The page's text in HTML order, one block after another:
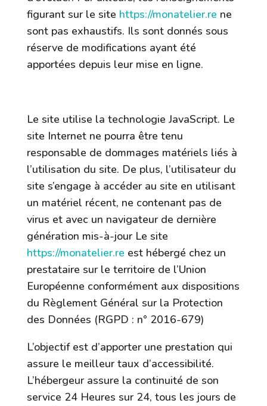
figurant sur le site https://monatelier.re ne
sont pas exhaustifs. Ils sont donnés sous
réserve de modifications ayant été
apportées depuis leur mise en ligne.
Le site utilise la technologie JavaScript. Le
site Internet ne pourra être tenu
responsable de dommages matériels liés à
l’utilisation du site. De plus, l’utilisateur du
site s’engage à accéder au site en utilisant
un matériel récent, ne contenant pas de
virus et avec un navigateur de dernière
génération mis-à-jour Le site
https://monatelier.re est hébergé chez un
prestataire sur le territoire de l’Union
Européenne conformément aux dispositions
du Règlement Général sur la Protection
des Données (RGPD : n° 2016-679)
L’objectif est d’apporter une prestation qui
assure le meilleur taux d’accessibilité.
L’hébergeur assure la continuité de son
service 24 Heures sur 24, tous les jours de